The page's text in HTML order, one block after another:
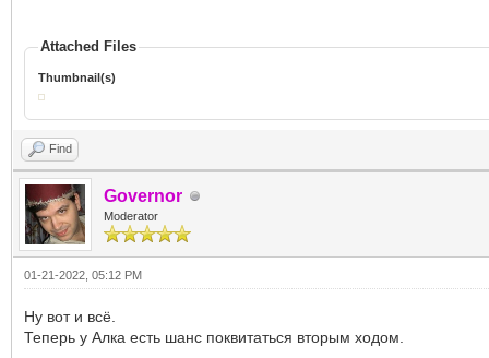
Attached Files
Thumbnail(s)
Find
Governor
Moderator
01-21-2022, 05:12 PM
Ну вот и всё.
Теперь у Алка есть шанс поквитаться вторым ходом.